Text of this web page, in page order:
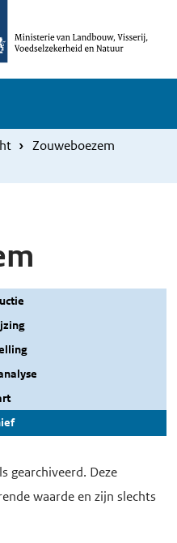
Zouweboezem
gearchiveerd. Deze
waarde en zijn slechts